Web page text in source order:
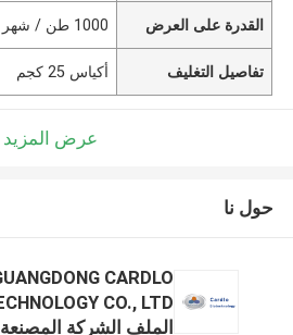
القدرة على العرض 1000 طن / شهر
تفاصيل التغليف أكياس 25 كجم
عرض المزيد
حول نا
CARDLO
الملف الشركة المصنعة